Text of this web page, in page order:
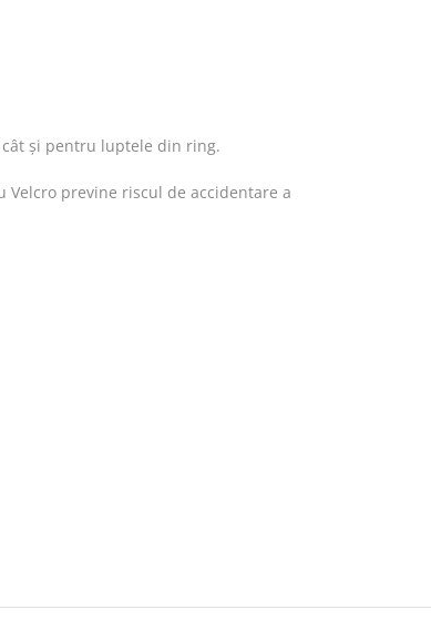
și pentru luptele din ring.
previne riscul de accidentare a